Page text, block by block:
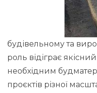
будівельному та
роль відіграє
необхідним
проєктів різної